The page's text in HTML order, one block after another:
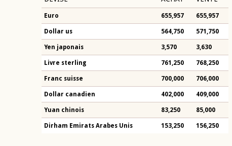
Euro 655,957 655,957
Dollar us 564,750 571,750
Yen japonais 3,570 3,630
Livre sterling 761,250 768,250
Franc suisse 700,000 706,000
Dollar canadien 402,000 409,000
Yuan chinois 83,250 85,000
Dirham Emirats Arabes Unis 153,250 156,250